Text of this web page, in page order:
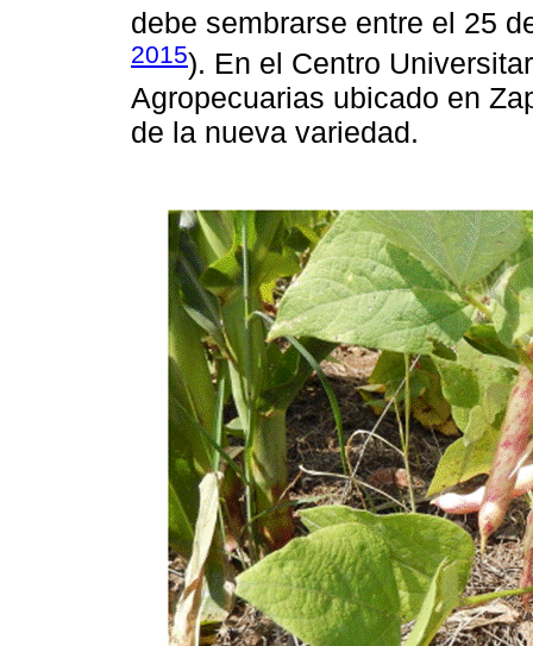
debe sembrarse entre el 25
2015). En el Centro
Agropecuarias ubicado en
de la nueva variedad.